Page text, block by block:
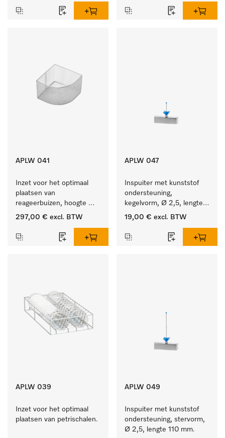
APLW 041
Inzet voor het optimaal
plaatsen van
reageerbuizen, hoogte
130 mm.
297,00 € excl. BTW
APLW 047
Inspuiter met kunststof
ondersteuning,
kegelvorm, Ø 2,5, lengte
50 mm.
19,00 € excl. BTW
APLW 039
Inzet voor het optimaal
plaatsen van petrischalen.
APLW 049
Inspuiter met kunststof
ondersteuning, stervorm,
Ø 2,5, lengte 110 mm.